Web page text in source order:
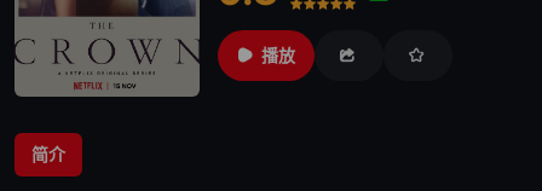
很差
较差
还行推荐力荐
播放
简介